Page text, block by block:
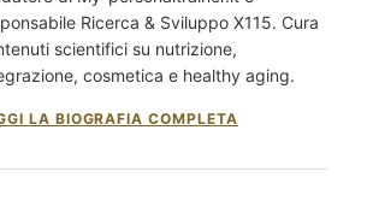
Ricerca & Sviluppo X115. Cura
scientifici su nutrizione,
cosmetica e healthy aging.
LA BIOGRAFIA COMPLETA